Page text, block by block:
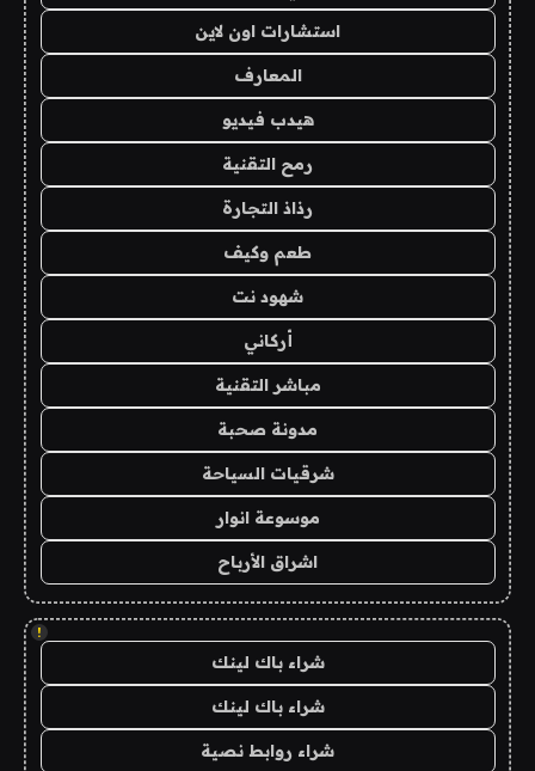
استشارات اون لاين
المعارف
هيدب فيديو
رمح التقنية
رذاذ التجارة
طعم وكيف
شهود نت
أركاني
مباشر التقنية
مدونة صحبة
شرقيات السياحة
موسوعة انوار
اشراق الأرباح
!
شراء باك لينك
شراء باك لينك
شراء روابط نصية